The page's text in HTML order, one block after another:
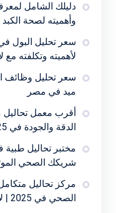
دليلك الشامل
وأهميته لصحة
سعر تحليل البول
لأهميته وتكلفته مع
سعر تحليل وظائف
ميد في مصر
الدقة والجودة في 2025
مختبر تحاليل طبية
شريكك الصحي الموثوق
مركز تحاليل
الصحي في 2025 | لاب ميد